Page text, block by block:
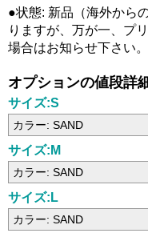
●状態: 新品（海外から
りますが、万が一、プ
場合はお知らせ下さい。
オプションの値段詳
サイズ:S
カラー: SAND
サイズ:M
カラー: SAND
サイズ:L
カラー: SAND